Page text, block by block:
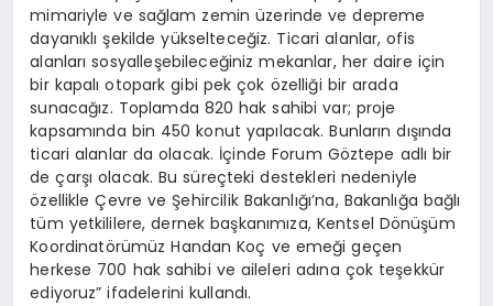
mimariyle ve sağlam zemin üzerinde ve depreme
dayanıklı şekilde yükselteceğiz. Ticari alanlar, ofis
alanları sosyalleşebileceğiniz mekanlar, her daire için
bir kapalı otopark gibi pek çok özelliği bir arada
sunacağız. Toplamda 820 hak sahibi var; proje
kapsamında bin 450 konut yapılacak. Bunların dışında
ticari alanlar da olacak. İçinde Forum Göztepe adlı bir
de çarşı olacak. Bu süreçteki destekleri nedeniyle
özellikle Çevre ve Şehircilik Bakanlığı’na, Bakanlığa bağlı
tüm yetkililere, dernek başkanımıza, Kentsel Dönüşüm
Koordinatörümüz Handan Koç ve emeği geçen
herkese 700 hak sahibi ve aileleri adına çok teşekkür
ediyoruz” ifadelerini kullandı.